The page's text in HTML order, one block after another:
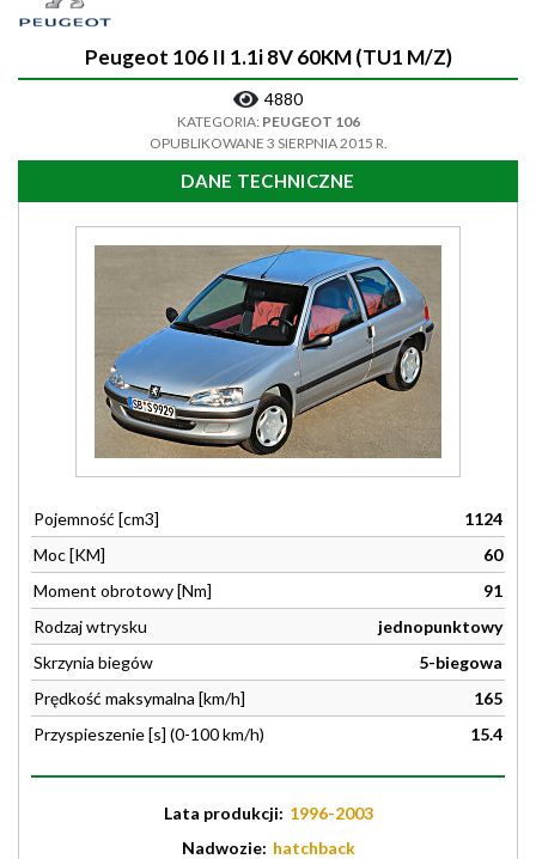
Peugeot 106 II 1.1i 8V 60KM (TU1 M/Z)
4880
KATEGORIA: PEUGEOT 106
OPUBLIKOWANE 3 SIERPNIA 2015 R.
DANE TECHNICZNE
Pojemność [cm3]
1124
Moc [KM]
60
Moment obrotowy [Nm]
91
Rodzaj wtrysku
jednopunktowy
Skrzynia biegów
5-biegowa
Prędkość maksymalna [km/h]
165
Przyspieszenie [s] (0-100 km/h)
15.4
Lata produkcji: 1996-2003
Nadwozie: hatchback